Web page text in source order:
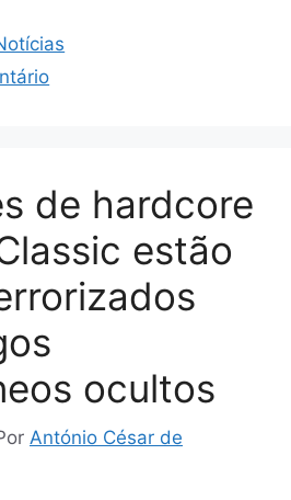
de hardcore
estão
ocultos
António César de